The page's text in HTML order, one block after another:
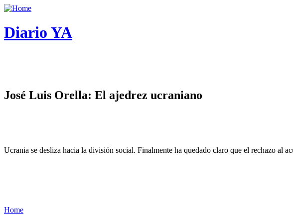
Diario YA
José Luis Orella: El ajedrez ucraniano
Ucrania se desliza hacia la división social. Finalmente ha quedado claro que el rechazo al
Home